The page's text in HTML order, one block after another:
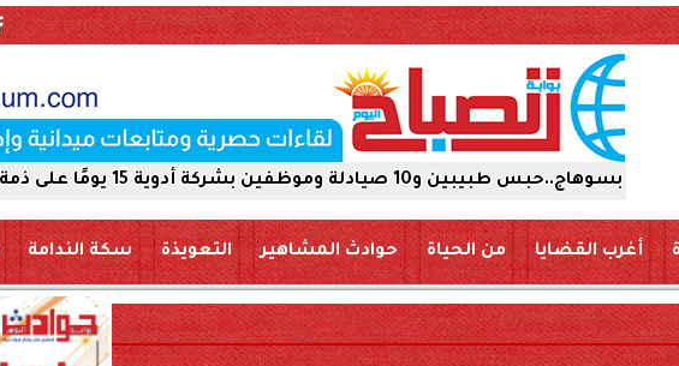
15 يومًا على ذمة التحقيقات
أغرب القضايا من الحياة حوادث المشاهير التعويذة سكة الندامة